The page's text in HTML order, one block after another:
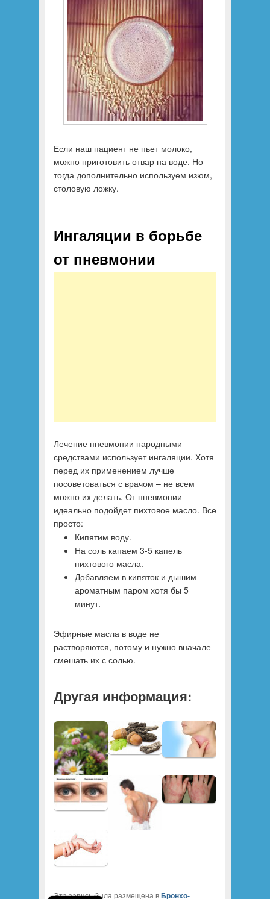
Если наш пациент не пьет молоко,
можно приготовить отвар на воде. Но
тогда дополнительно используем изюм,
столовую ложку.
Ингаляции в борьбе
от пневмонии
Лечение пневмонии народными
средствами использует ингаляции. Хотя
перед их применением лучше
посоветоваться с врачом – не всем
можно их делать. От пневмонии
идеально подойдет пихтовое масло. Все
просто:
Кипятим воду.
На соль капаем 3-5 капель
пихтового масла.
Добавляем в кипяток и дышим
ароматным паром хотя бы 5
минут.
Эфирные масла в воде не
растворяются, потому и нужно вначале
смешать их с солью.
Другая информация:
Эта запись была размещена вБронхо-